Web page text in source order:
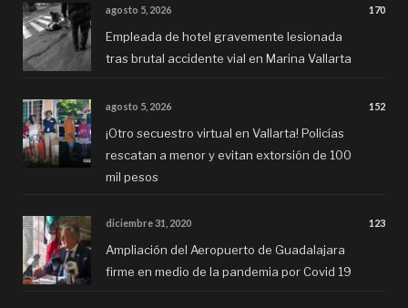
agosto 5, 2026 170
Empleada de hotel gravemente lesionada
tras brutal accidente vial en Marina Vallarta
agosto 5, 2026 152
¡Otro secuestro virtual en Vallarta! Policías
rescatan a menor y evitan extorsión de 100
mil pesos
diciembre 31, 2020 123
Ampliación del Aeropuerto de Guadalajara
firme en medio de la pandemia por Covid 19